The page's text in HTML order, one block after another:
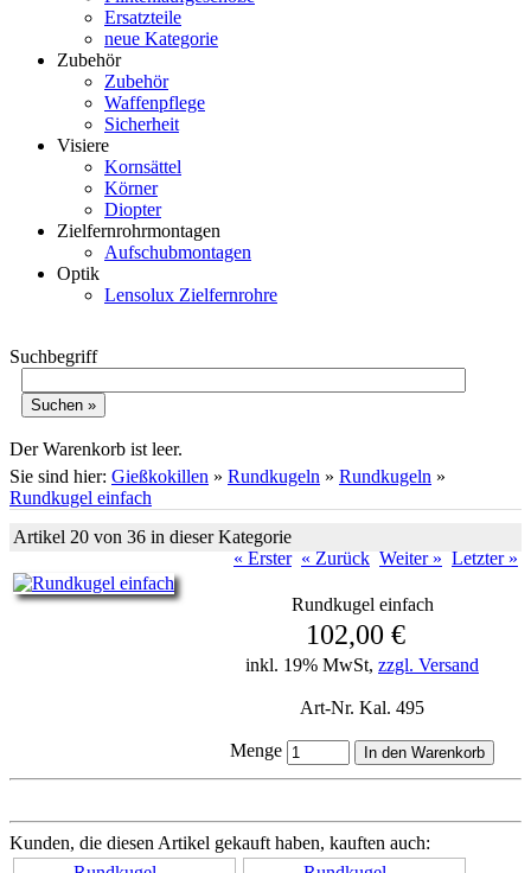
Ersatzteile
neue Kategorie
Zubehör
Zubehör
Waffenpflege
Sicherheit
Visiere
Kornsättel
Körner
Diopter
Zielfernrohrmontagen
Aufschubmontagen
Optik
Lensolux Zielfernrohre
Suchbegriff
Der Warenkorb ist leer.
Sie sind hier: Gießkokillen » Rundkugeln » Rundkugeln »
Rundkugel einfach
Artikel 20 von 36 in dieser Kategorie
« Erster « Zurück Weiter » Letzter »
Rundkugel einfach
102,00 €
inkl. 19% MwSt, zzgl. Versand
Art-Nr. Kal. 495
Menge
Kunden, die diesen Artikel gekauft haben, kauften auch: